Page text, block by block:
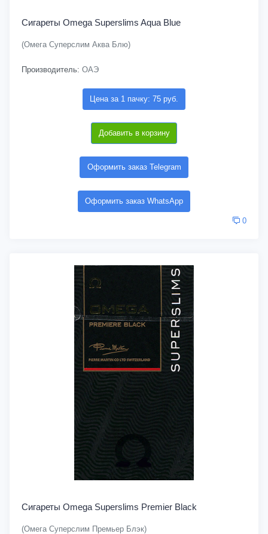
Сигареты Omega Superslims Aqua Blue
(Омега Суперслим Аква Блю)
Производитель: ОАЭ
Цена за 1 пачку: 75 руб.
Добавить в корзину
Оформить заказ Telegram
Оформить заказ WhatsApp
0
Сигареты Omega Superslims Premier Black
(Омега Суперслим Премьер Блэк)